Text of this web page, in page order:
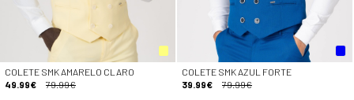
COLETE SMK AMARELO CLARO
49.99€
79.99€
COLETE SMK AZUL FORTE
39.99€
79.99€